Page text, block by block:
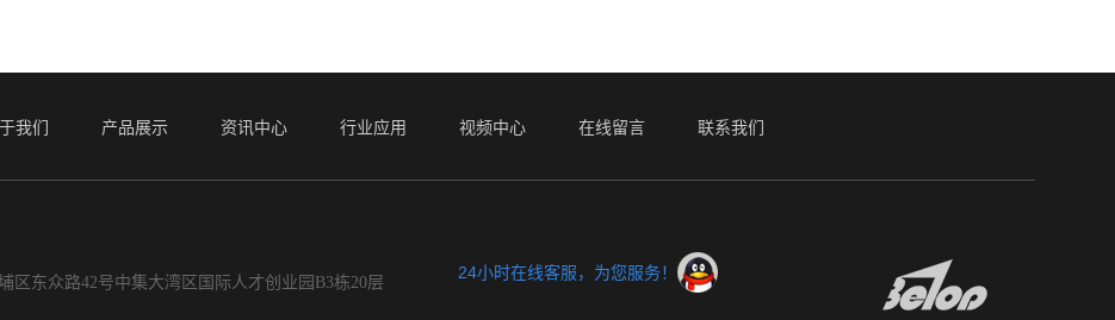
我们 产品展示 资讯中心 行业应用 视频中心 在线留言 联系我们
区东众路42号中集大湾区国际人才创业园B3栋20层
24小时在线客服，为您服务！